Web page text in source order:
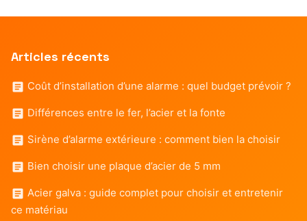
Articles récents
Coût d’installation d’une alarme : quel budget prévoir ?
Différences entre le fer, l’acier et la fonte
Sirène d’alarme extérieure : comment bien la choisir
Bien choisir une plaque d’acier de 5 mm
Acier galva : guide complet pour choisir et entretenir
ce matériau